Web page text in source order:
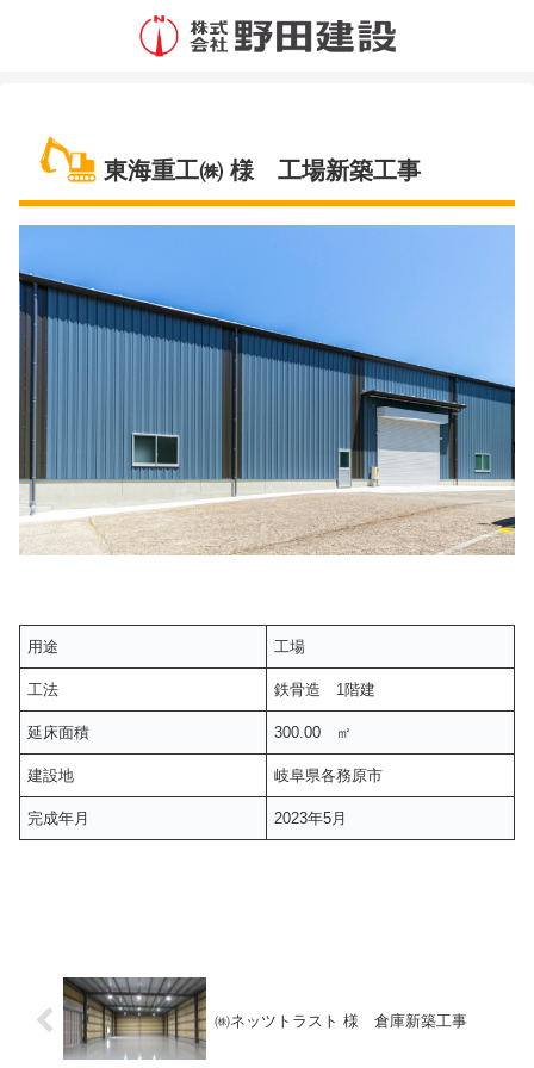
東海重工㈱ 様 工場新築工事
用途 工場
工法 鉄骨造 1階建
延床面積 300.00 ㎡
建設地 岐阜県各務原市
完成年月 2023年5月
㈱ネッツトラスト 様 倉庫新築工事